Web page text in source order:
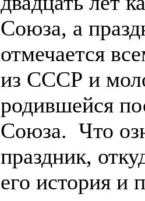
Союза, а
отмечается
из СССР и
родившейся
Союза. Что
праздник,
его история и